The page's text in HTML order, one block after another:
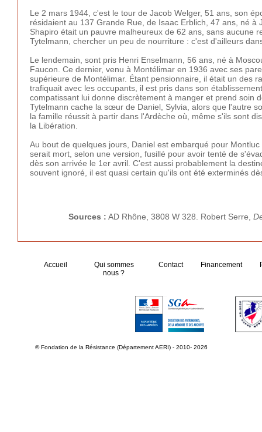
Le 2 mars 1944, c'est le tour de Jacob Welger, 51 ans, son
résidaient au 137 Grande Rue, de Isaac Erblich, 47 ans, né
Shapiro était un pauvre malheureux de 62 ans, sans aucune
Tytelmann, chercher un peu de nourriture : c'est d'ailleurs
Le lendemain, sont pris Henri Enselmann, 56 ans, né à
Faucon. Ce dernier, venu à Montélimar en 1936 avec ses
supérieure de Montélimar. Étant pensionnaire, il était un des
trafiquait avec les occupants, il est pris dans son
compatissant lui donne discrètement à manger et prend soin
Tytelmann cache la sœur de Daniel, Sylvia, alors que l'autre
la famille réussit à partir dans l'Ardèche où, même s'ils sont
la Libération.
Au bout de quelques jours, Daniel est embarqué pour
serait mort, selon une version, fusillé pour avoir tenté de
dès son arrivée le 1er avril. C'est aussi probablement la
souvent ignoré, il est quasi certain qu'ils ont été exterminés
Sources : AD Rhône, 3808 W 328. Robert Serre,
Accueil
Qui sommes
nous ?
Contact Financement
© Fondation de la Résistance (Département AERI) - 2010- 2026